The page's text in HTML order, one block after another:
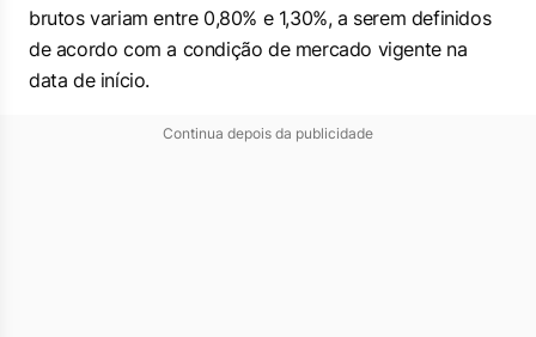
brutos variam entre 0,80% e 1,30%, a serem definidos
de acordo com a condição de mercado vigente na
data de início.
Continua depois da publicidade